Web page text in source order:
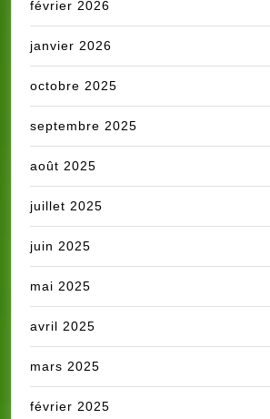
février 2026
janvier 2026
octobre 2025
septembre 2025
août 2025
juillet 2025
juin 2025
mai 2025
avril 2025
mars 2025
février 2025